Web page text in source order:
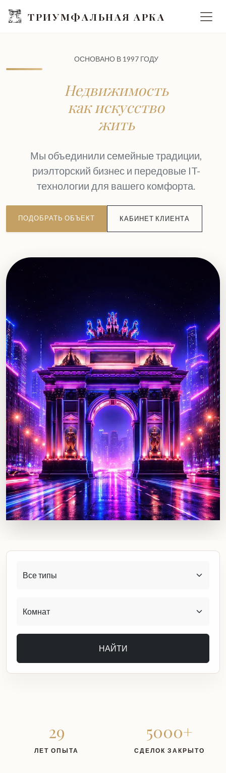
ТРИУМФАЛЬНАЯ АРКА
ОСНОВАНО В 1997 ГОДУ
Недвижимость
как искусство
жить
Мы объединили семейные традиции,
риэлторский бизнес и передовые IT-
технологии для вашего комфорта.
ПОДОБРАТЬ ОБЪЕКТ КАБИНЕТ КЛИЕНТА
НАЙТИ
29
ЛЕТ ОПЫТА
5000+
СДЕЛОК ЗАКРЫТО